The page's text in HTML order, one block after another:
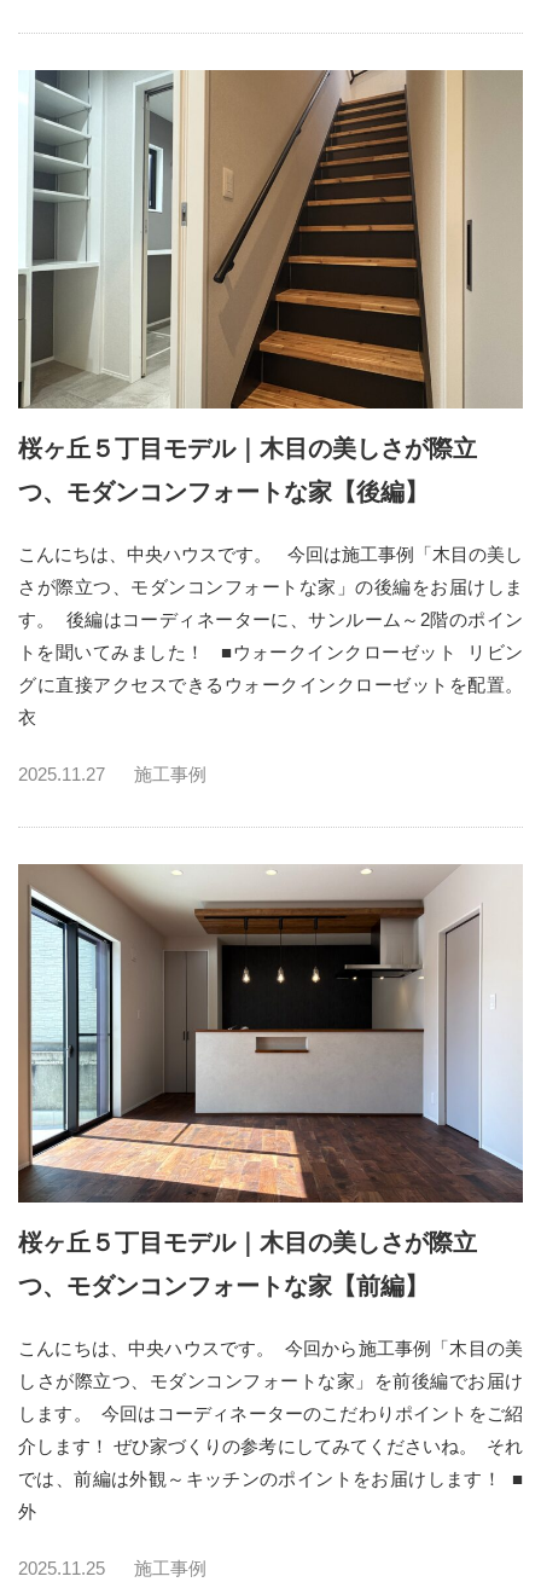
桜ヶ丘５丁目モデル｜木目の美しさが際立
つ、モダンコンフォートな家【後編】
こんにちは、中央ハウスです。 今回は施工事例「木目の美し
さが際立つ、モダンコンフォートな家」の後編をお届けしま
す。 後編はコーディネーターに、サンルーム～2階のポイン
トを聞いてみました！ ■ウォークインクローゼット リビン
グに直接アクセスできるウォークインクローゼットを配置。
衣
2025.11.27 施工事例
桜ヶ丘５丁目モデル｜木目の美しさが際立
つ、モダンコンフォートな家【前編】
こんにちは、中央ハウスです。 今回から施工事例「木目の美
しさが際立つ、モダンコンフォートな家」を前後編でお届け
します。 今回はコーディネーターのこだわりポイントをご紹
介します！ ぜひ家づくりの参考にしてみてくださいね。 それ
では、前編は外観～キッチンのポイントをお届けします！ ■
外
2025.11.25 施工事例